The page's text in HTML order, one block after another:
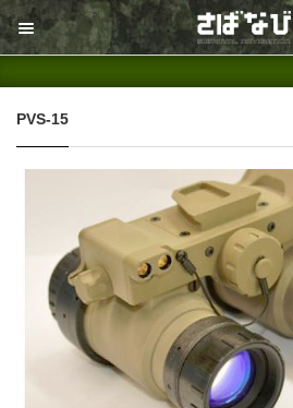
サイト内検
PVS-15
サイ